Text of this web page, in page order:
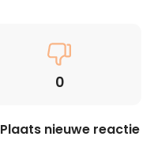
0
Plaats nieuwe reactie